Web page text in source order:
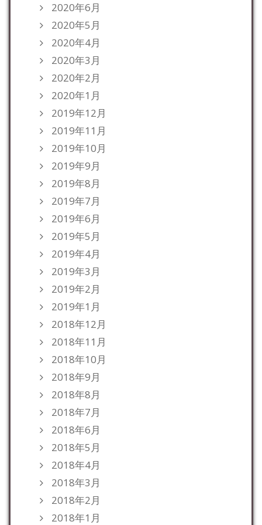
2020年6月
2020年5月
2020年4月
2020年3月
2020年2月
2020年1月
2019年12月
2019年11月
2019年10月
2019年9月
2019年8月
2019年7月
2019年6月
2019年5月
2019年4月
2019年3月
2019年2月
2019年1月
2018年12月
2018年11月
2018年10月
2018年9月
2018年8月
2018年7月
2018年6月
2018年5月
2018年4月
2018年3月
2018年2月
2018年1月